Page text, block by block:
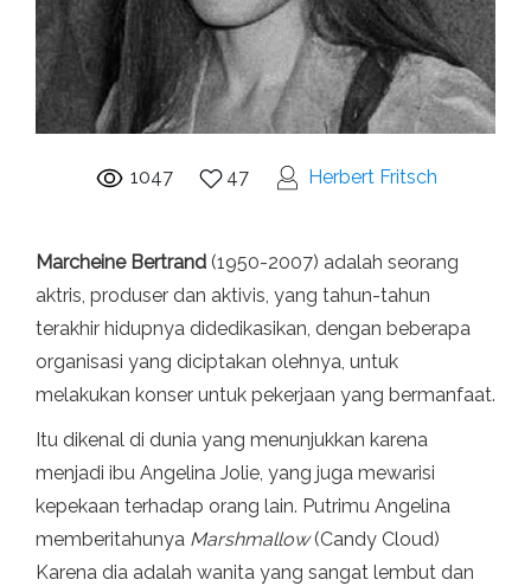
1047 47 Herbert Fritsch
Marcheine Bertrand (1950-2007) adalah seorang
aktris, produser dan aktivis, yang tahun-tahun
terakhir hidupnya didedikasikan, dengan beberapa
organisasi yang diciptakan olehnya, untuk
melakukan konser untuk pekerjaan yang bermanfaat.
Itu dikenal di dunia yang menunjukkan karena
menjadi ibu Angelina Jolie, yang juga mewarisi
kepekaan terhadap orang lain. Putrimu Angelina
memberitahunya Marshmallow(Candy Cloud)
Karena dia adalah wanita yang sangat lembut dan